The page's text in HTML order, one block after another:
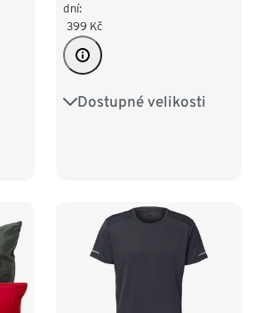
dní:
399 Kč
Dostupné velikosti
M 48/50 L 52/54